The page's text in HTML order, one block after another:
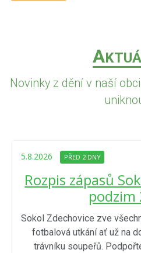
A
Novinky z dění v naší
5.8.2026 PŘED 2 DNY
Rozpis zápasů
podzim
Sokol Zdechovice zve
fotbalová utkání ať už na
trávníku soupeřů.